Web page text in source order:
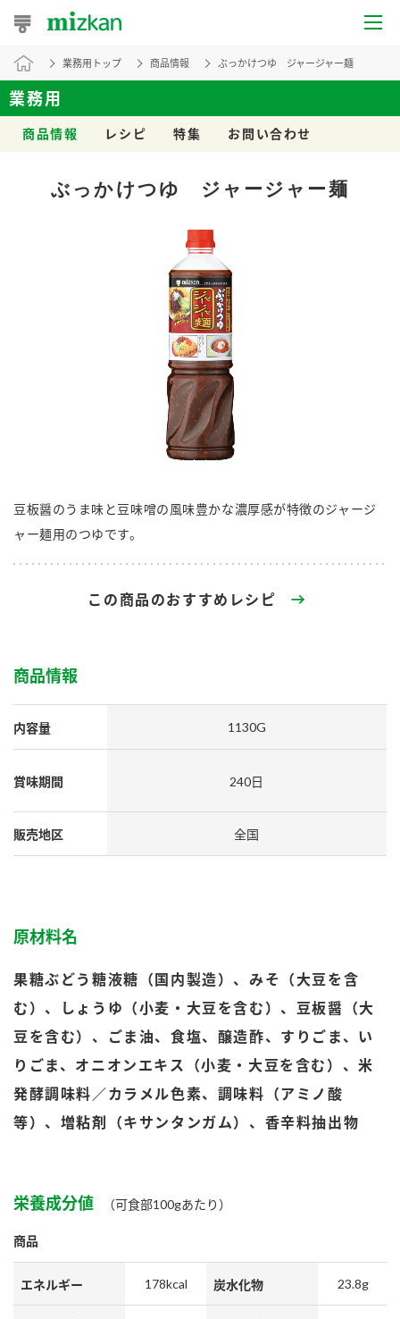
おうちレシピ
おすすめレシピ
レシピカテゴリ一覧
お酢ドリンク
つゆ
レモン果汁
炊き込みご飯の素 米飯用調味液
納豆 Fibee
キャンペーン情報
ブランド・スペシャルサイト
ブランド・スペシャルサイト トップ
くらしプラ酢
カンタン酢
お酢ドリンク
かおりの蔵
つゆ
三ツ判山吹
千夜
スペシャルサイト
お酢を知ろう！
すしラボ
鍋奉行マニュアル
ロングセラー商品 ＋ おすすめレシピ
人気商品 ＋ おすすめレシピ
国内事業概要
各部門が大切にしていること
ニュースリリース
お客様の声をいかしました
販売終了製品のご案内
よくあるご質問
お問い合わせ
業務用トップ 商品情報 ぶっかけつゆ ジャージャー麺
業務用
商品情報 レシピ 特集 お問い合わせ
ぶっかけつゆ ジャージャー麺
豆板醤のうま味と豆味噌の風味豊かな濃厚感が特徴のジャージ
ャー麺用のつゆです。
この商品のおすすめレシピ
商品情報
内容量 1130G
賞味期間 240日
販売地区 全国
原材料名
果糖ぶどう糖液糖（国内製造）、みそ（大豆を含
む）、しょうゆ（小麦・大豆を含む）、豆板醤（大
豆を含む）、ごま油、食塩、醸造酢、すりごま、い
りごま、オニオンエキス（小麦・大豆を含む）、米
発酵調味料／カラメル色素、調味料（アミノ酸
等）、増粘剤（キサンタンガム）、香辛料抽出物
栄養成分値 （可食部100gあたり）
商品
エネルギー 178kcal 炭水化物 23.8g